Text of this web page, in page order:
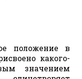
положение в
какого-
значением